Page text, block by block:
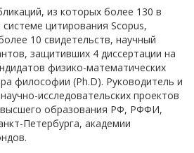
из которых более 130 в
цитирования Scopus,
10 свидетельств, научный
защитивших 4 диссертации на
физико-математических
философии (Ph.D). Руководитель и
исследовательских проектов
высшего образования РФ, РФФИ,
Петербурга, академии